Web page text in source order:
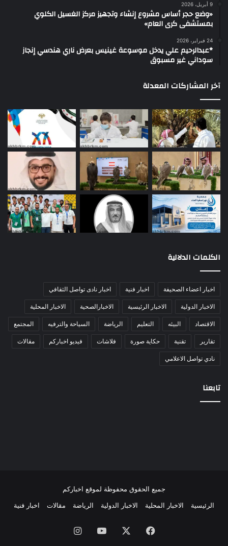
9 أبريل، 2026
«وضع حجر أساس مشروع إنشاء وتجهيز مركز الغسيل الكلوي
بمستشفى كرى العام»
24 فبراير، 2026
*عبدالرحيم علي يدخل موسوعة غينيس بعرض ناري هندسي إنجاز
سوداني غير مسبوق
آخر المشاركات المعدلة
الكلمات الدلالية
اخبار اعضاء الصحيفة اخبار فنية اخبار نادى تواصل الثقافي
الاخبار الدولية الاخبار الرئيسية الاخبارالصحية الاخبار المحلية
الاقتصاد البيئه التعليم الرياضة السياحة والترفيه المجتمع
تقارير تقنية حكاية صورة فلاشات فيديو اخباركم مقالات
نادي تواصل الاعلامي
تابعنا
جميع الحقوق محفوظة لموقع اخباركم
الرئيسية
الاخبار المحلية الاخبار الدولية الرياضة مقالات اخبار فنية
فيسبوك ‫YouTubeانستقرام